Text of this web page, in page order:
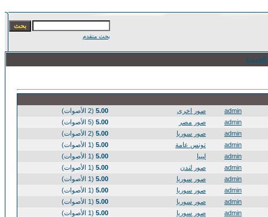
بحث متقدم
admin صور اخرى 5.00 (2 الأصوات)
admin
صور مصر 5.00 (5 الأصوات)
admin
صور سوريا 5.00 (2 الأصوات)
admin
تونس عامة 5.00 (1 الأصوات)
admin
ليبيا 5.00 (1 الأصوات)
admin
صور لندن 5.00 (1 الأصوات)
admin
صور سوريا 5.00 (1 الأصوات)
admin
صور سوريا 5.00 (1 الأصوات)
admin
صور سوريا 5.00 (1 الأصوات)
admin
صور سوريا 5.00 (1 الأصوات)